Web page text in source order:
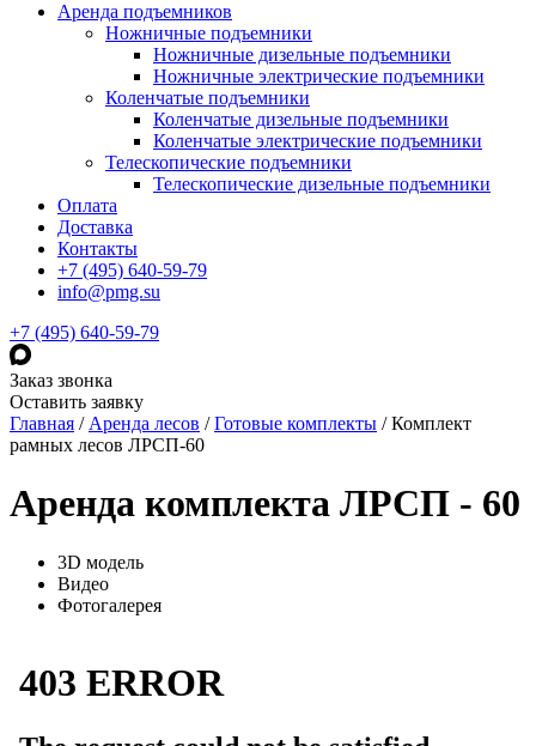
Аренда подъемников
Ножничные подъемники
Ножничные дизельные подъемники
Ножничные электрические подъемники
Коленчатые подъемники
Коленчатые дизельные подъемники
Коленчатые электрические подъемники
Телескопические подъемники
Телескопические дизельные подъемники
Оплата
Доставка
Контакты
+7 (495) 640-59-79
info@pmg.su
+7 (495) 640-59-79
Заказ звонка
Оставить заявку
Главная / Аренда лесов /Готовые комплекты /Комплект
рамных лесов ЛРСП-60
Аренда комплекта ЛРСП - 60
3D модель
Видео
Фотогалерея